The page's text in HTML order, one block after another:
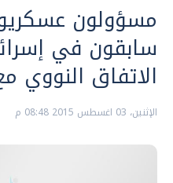
مسؤولون
سابقون في
الاتفاق النووي
الإثنين، 03 اغسطس 2015 08:48 م